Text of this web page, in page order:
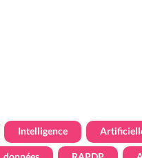
Intelligence